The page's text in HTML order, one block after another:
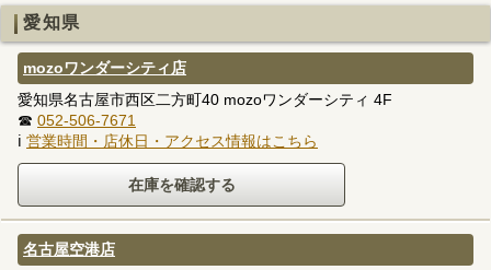
愛知県
mozoワンダーシティ店
愛知県名古屋市西区二方町40 mozoワンダーシティ 4F
☎ 052-506-7671
ℹ 営業時間・店休日・アクセス情報はこちら
名古屋空港店